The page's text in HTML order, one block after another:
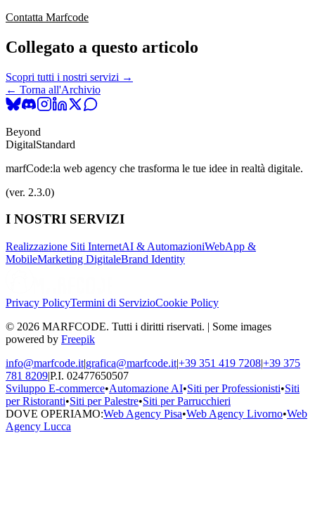
Contatta Marfcode
Collegato a questo articolo
Scopri tutti i nostri servizi →
← Torna all'Archivio
Beyond
DigitalStandard
marfCode:la web agency che trasforma le tue idee in realtà digitale.
(ver. 2.3.0)
I NOSTRI SERVIZI
Realizzazione Siti InternetAI & AutomazioniWebApp &
MobileMarketing DigitaleBrand Identity
Privacy PolicyTermini di ServizioCookie Policy
© 2026 MARFCODE. Tutti i diritti riservati. | Some images
powered by Freepik
info@marfcode.it|grafica@marfcode.it|+39 351 419 7208|+39 375
781 8209|P.I. 02477650507
Sviluppo E-commerce•Automazione AI•Siti per Professionisti•Siti
per Ristoranti•Siti per Palestre•Siti per Parrucchieri
DOVE OPERIAMO:Web Agency Pisa•Web Agency Livorno•Web
Agency Lucca